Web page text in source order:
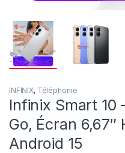
INFINIX, Téléphonie
Infinix Smart 10
Go, Écran 6,67″
Android 15